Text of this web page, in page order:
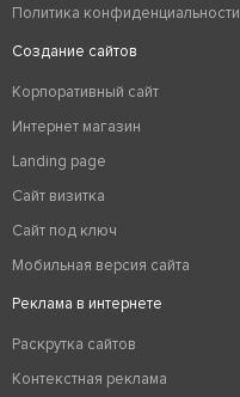
Политика конфиденциальности
Создание сайтов
Корпоративный сайт
Интернет магазин
Landing page
Сайт визитка
Сайт под ключ
Мобильная версия сайта
Реклама в интернете
Раскрутка сайтов
Контекстная реклама